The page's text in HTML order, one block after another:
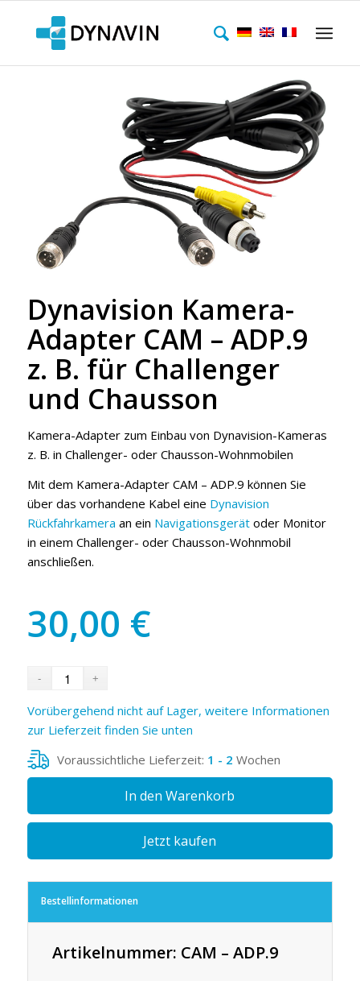
Dynavision Kamera-
Adapter CAM – ADP.9
z. B. für Challenger
und Chausson
Kamera-Adapter zum Einbau von Dynavision-Kameras
z. B. in Challenger- oder Chausson-Wohnmobilen
Mit dem Kamera-Adapter CAM – ADP.9 können Sie
über das vorhandene Kabel eine Dynavision
Rückfahrkamera an ein Navigationsgerätoder Monitor
in einem Challenger- oder Chausson-Wohnmobil
anschließen.
30,00 €
Vorübergehend nicht auf Lager, weitere Informationen
zur Lieferzeit finden Sie unten
Voraussichtliche Lieferzeit: 1 - 2 Wochen
In den Warenkorb
Jetzt kaufen
Bestellinformationen
Artikelnummer: CAM – ADP.9